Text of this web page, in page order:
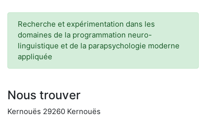
Recherche et expérimentation dans les
domaines de la programmation neuro-
linguistique et de la parapsychologie moderne
appliquée
Nous trouver
Kernouës 29260 Kernouës